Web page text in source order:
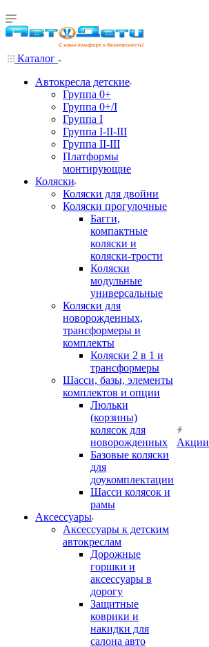
Каталог
Автокресла детские
Группа 0+
Группа 0+/I
Группа I
Группа I-II-III
Группа II-III
Платформы
монтирующие
Коляски
Коляски для двойни
Коляски прогулочные
Багги,
компактные
коляски и
коляски-трости
Коляски
модульные
универсальные
Коляски для
новорожденных,
трансформеры и
комплекты
Коляски 2 в 1 и
трансформеры
Шасси, базы, элементы
комплектов и опции
Люльки
(корзины)
колясок для
новорожденных
Базовые коляски
для
доукомплектации
Шасси колясок и
рамы
Аксессуары
Аксессуары к детским
автокреслам
Дорожные
горшки и
аксессуары в
дорогу
Защитные
коврики и
накидки для
салона авто
Акции